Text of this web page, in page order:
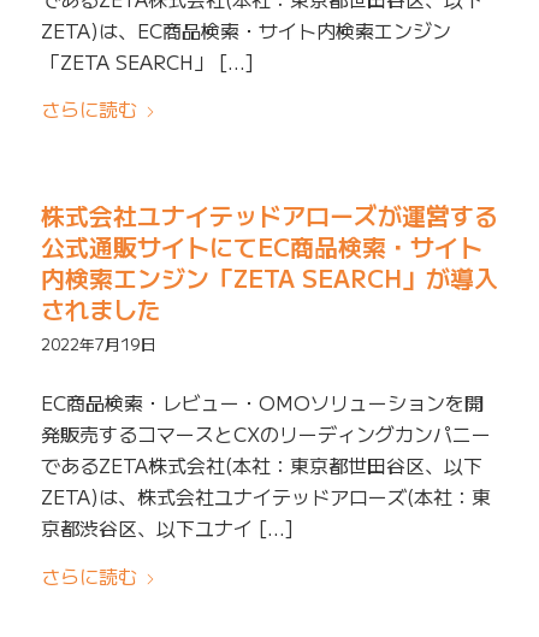
ZETA)は、EC商品検索・サイト内検索エンジン
「ZETA SEARCH」 […]
さらに読む
株式会社ユナイテッドアローズが運営する
公式通販サイトにてEC商品検索・サイト
内検索エンジン「ZETA SEARCH」が導入
されました
2022年7月19日
EC商品検索・レビュー・OMOソリューションを開
発販売するコマースとCXのリーディングカンパニー
であるZETA株式会社(本社：東京都世田谷区、以下
ZETA)は、株式会社ユナイテッドアローズ(本社：東
京都渋谷区、以下ユナイ […]
さらに読む